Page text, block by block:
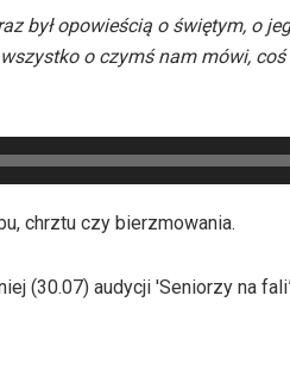
był opowieścią o świętym, o
o czymś nam mówi,
chrztu czy bierzmowania.
(30.07) audycji 'Seniorzy na